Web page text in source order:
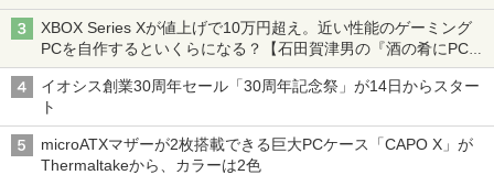
XBOX Series Xが値上げで10万円超え。近い性能のゲーミング
PCを自作するといくらになる？【石田賀津男の『酒の肴にPCゲ
ーム』】
イオシス創業30周年セール「30周年記念祭」が14日からスター
ト
microATXマザーが2枚搭載できる巨大PCケース「CAPO X」が
Thermaltakeから、カラーは2色